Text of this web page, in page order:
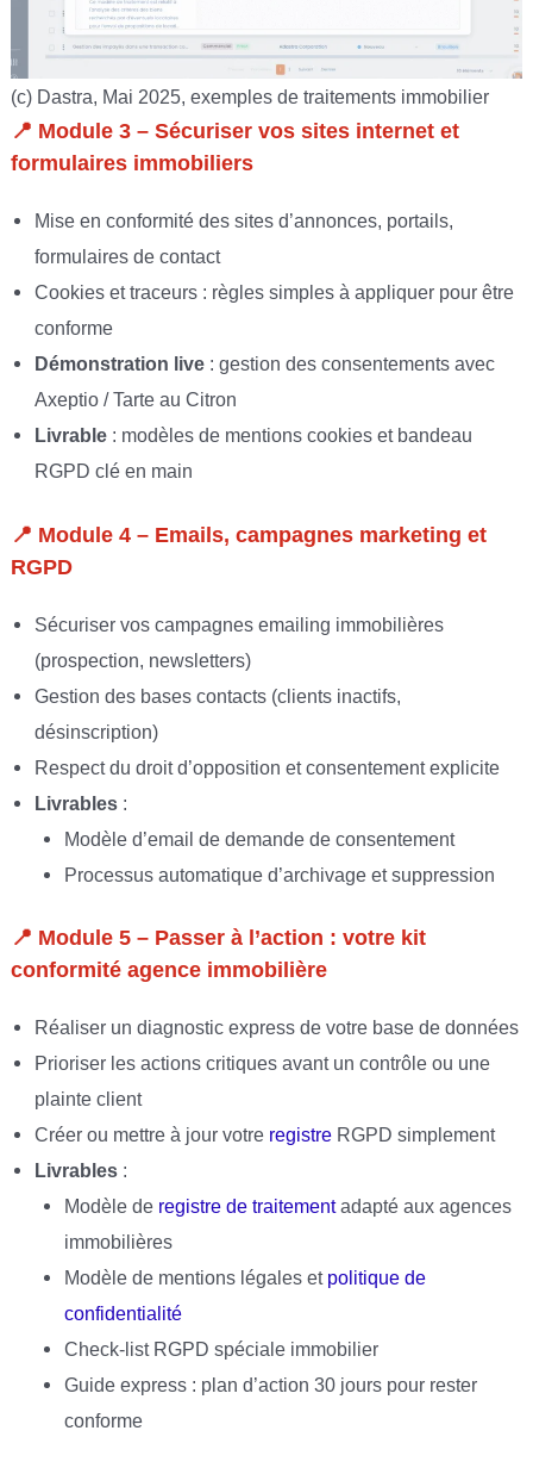
(c) Dastra, Mai 2025, exemples de traitements immobilier
📍 Module 3 – Sécuriser vos sites internet et
formulaires immobiliers
Mise en conformité des sites d’annonces, portails,
formulaires de contact
Cookies et traceurs : règles simples à appliquer pour être
conforme
Démonstration live: gestion des consentements avec
Axeptio / Tarte au Citron
Livrable: modèles de mentions cookies et bandeau
RGPD clé en main
📍 Module 4 – Emails, campagnes marketing et
RGPD
Sécuriser vos campagnes emailing immobilières
(prospection, newsletters)
Gestion des bases contacts (clients inactifs,
désinscription)
Respect du droit d’opposition et consentement explicite
Livrables:
Modèle d’email de demande de consentement
Processus automatique d’archivage et suppression
📍 Module 5 – Passer à l’action : votre kit
conformité agence immobilière
Réaliser un diagnostic express de votre base de données
Prioriser les actions critiques avant un contrôle ou une
plainte client
Créer ou mettre à jour votre registreRGPD simplement
Livrables:
Modèle de registre de traitementadapté aux agences
immobilières
Modèle de mentions légales et politique de
confidentialité
Check-list RGPD spéciale immobilier
Guide express : plan d’action 30 jours pour rester
conforme